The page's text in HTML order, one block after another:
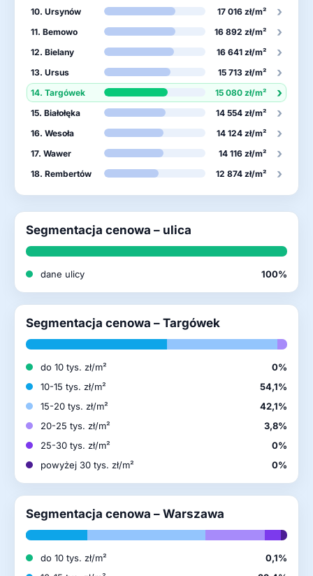
10. Ursynów 17 016 zł/m² ›
11. Bemowo 16 892 zł/m² ›
12. Bielany 16 641 zł/m² ›
13. Ursus 15 713 zł/m² ›
14. Targówek 15 080 zł/m² ›
15. Białołęka 14 554 zł/m² ›
16. Wesoła 14 124 zł/m² ›
17. Wawer 14 116 zł/m² ›
18. Rembertów 12 874 zł/m² ›
Segmentacja cenowa – ulica
dane ulicy 100%
Segmentacja cenowa – Targówek
do 10 tys. zł/m²
0%
10-15 tys. zł/m²
54,1%
15-20 tys. zł/m²
42,1%
20-25 tys. zł/m²
3,8%
25-30 tys. zł/m²
0%
powyżej 30 tys. zł/m²
0%
Segmentacja cenowa – Warszawa
do 10 tys. zł/m²
0,1%